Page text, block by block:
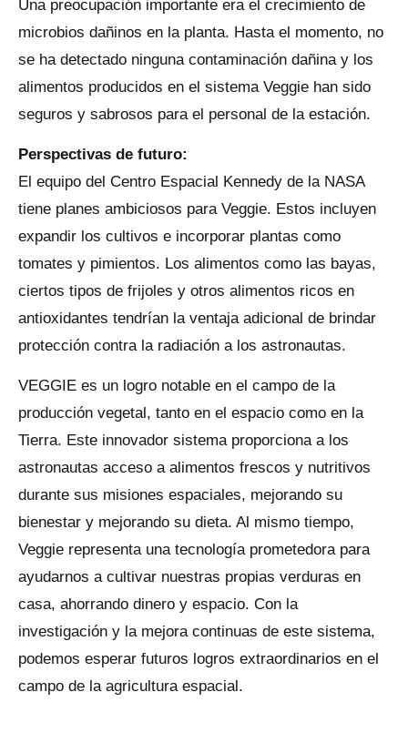
Una preocupación importante era el crecimiento de
microbios dañinos en la planta. Hasta el momento, no
se ha detectado ninguna contaminación dañina y los
alimentos producidos en el sistema Veggie han sido
seguros y sabrosos para el personal de la estación.
Perspectivas de futuro:
El equipo del Centro Espacial Kennedy de la NASA
tiene planes ambiciosos para Veggie. Estos incluyen
expandir los cultivos e incorporar plantas como
tomates y pimientos. Los alimentos como las bayas,
ciertos tipos de frijoles y otros alimentos ricos en
antioxidantes tendrían la ventaja adicional de brindar
protección contra la radiación a los astronautas.
VEGGIE es un logro notable en el campo de la
producción vegetal, tanto en el espacio como en la
Tierra. Este innovador sistema proporciona a los
astronautas acceso a alimentos frescos y nutritivos
durante sus misiones espaciales, mejorando su
bienestar y mejorando su dieta. Al mismo tiempo,
Veggie representa una tecnología prometedora para
ayudarnos a cultivar nuestras propias verduras en
casa, ahorrando dinero y espacio. Con la
investigación y la mejora continuas de este sistema,
podemos esperar futuros logros extraordinarios en el
campo de la agricultura espacial.